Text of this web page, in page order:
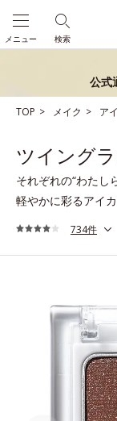
検索
メニュー
公式
TOP メイク ア
ツイング
それぞれの“わたし
軽やかに彩るアイ
734件